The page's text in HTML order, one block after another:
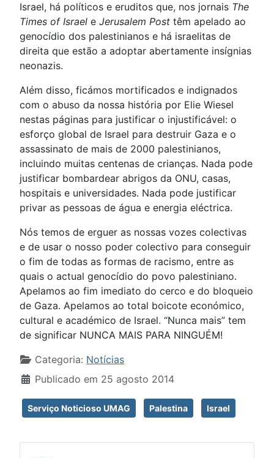
Israel, há políticos e eruditos que, nos jornais The
Times of Israel e Jerusalem Post têm apelado ao
genocídio dos palestinianos e há israelitas de
direita que estão a adoptar abertamente insígnias
neonazis.
Além disso, ficámos mortificados e indignados
com o abuso da nossa história por Elie Wiesel
nestas páginas para justificar o injustificável: o
esforço global de Israel para destruir Gaza e o
assassinato de mais de 2000 palestinianos,
incluindo muitas centenas de crianças. Nada pode
justificar bombardear abrigos da ONU, casas,
hospitais e universidades. Nada pode justificar
privar as pessoas de água e energia eléctrica.
Nós temos de erguer as nossas vozes colectivas
e de usar o nosso poder colectivo para conseguir
o fim de todas as formas de racismo, entre as
quais o actual genocídio do povo palestiniano.
Apelamos ao fim imediato do cerco e do bloqueio
de Gaza. Apelamos ao total boicote económico,
cultural e académico de Israel. “Nunca mais” tem
de significar NUNCA MAIS PARA NINGUÉM!
Detalhes
Categoria: Notícias
Publicado em 25 agosto 2014
Serviço Noticioso UMAG Palestina Israel